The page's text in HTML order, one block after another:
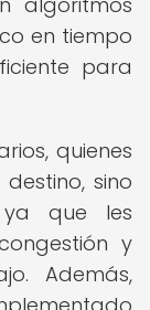
en tiempo
para
quienes
sino
que les
y
Además,